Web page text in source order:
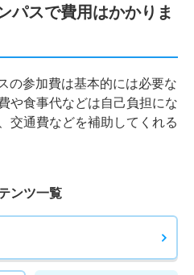
パスで費用はかかりま
の参加費は基本的には必要な
や食事代などは自己負担にな
交通費などを補助してくれる
ンツ一覧